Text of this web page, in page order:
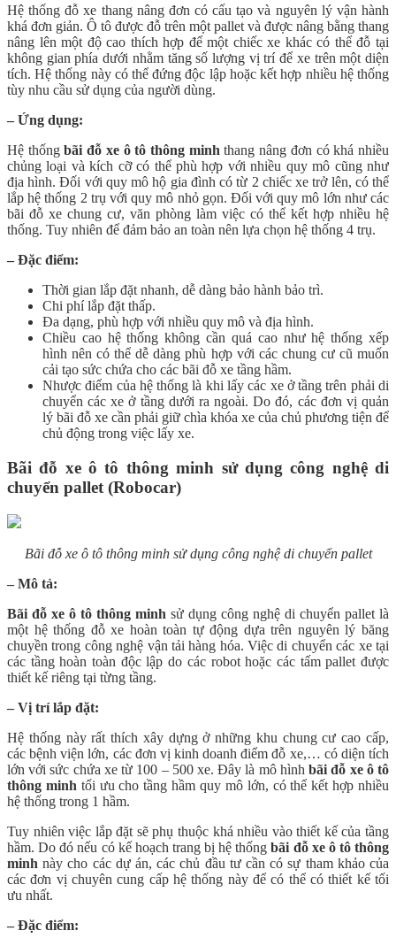
Hệ thống đỗ xe thang nâng đơn có cấu tạo và nguyên lý vận hành
khá đơn giản. Ô tô được đỗ trên một pallet và được nâng bằng thang
nâng lên một độ cao thích hợp để một chiếc xe khác có thể đỗ tại
không gian phía dưới nhằm tăng số lượng vị trí để xe trên một diện
tích. Hệ thống này có thể đứng độc lập hoặc kết hợp nhiều hệ thống
tùy nhu cầu sử dụng của người dùng.
– Ứng dụng:
Hệ thốngbãi đỗ xe ô tô thông minhthang nâng đơn có khá nhiều
chủng loại và kích cỡ có thể phù hợp với nhiều quy mô cũng như
địa hình. Đối với quy mô hộ gia đình có từ 2 chiếc xe trở lên, có thể
lắp hệ thống 2 trụ với quy mô nhỏ gọn. Đối với quy mô lớn như các
bãi đỗ xe chung cư, văn phòng làm việc có thể kết hợp nhiều hệ
thống. Tuy nhiên để đảm bảo an toàn nên lựa chọn hệ thống 4 trụ.
– Đặc điểm:
Thời gian lắp đặt nhanh, dễ dàng bảo hành bảo trì.
Chi phí lắp đặt thấp.
Đa dạng, phù hợp với nhiều quy mô và địa hình.
Chiều cao hệ thống không cần quá cao như hệ thống xếp
hình nên có thể dễ dàng phù hợp với các chung cư cũ muốn
cải tạo sức chứa cho các bãi đỗ xe tầng hầm.
Nhược điểm của hệ thống là khi lấy các xe ở tầng trên phải di
chuyển các xe ở tầng dưới ra ngoài. Do đó, các đơn vị quản
lý bãi đỗ xe cần phải giữ chìa khóa xe của chủ phương tiện để
chủ động trong việc lấy xe.
Bãi đỗ xe ô tô thông minh sử dụng công nghệ di
chuyển pallet (Robocar)
Bãi đỗ xe ô tô thông minh sử dụng công nghệ di chuyển pallet
– Mô tả:
Bãi đỗ xe ô tô thông minh sử dụng công nghệ di chuyển pallet là
một hệ thống đỗ xe hoàn toàn tự động dựa trên nguyên lý băng
chuyền trong công nghệ vận tải hàng hóa. Việc di chuyển các xe tại
các tầng hoàn toàn độc lập do các robot hoặc các tấm pallet được
thiết kế riêng tại từng tầng.
– Vị trí lắp đặt:
Hệ thống này rất thích xây dựng ở những khu chung cư cao cấp,
các bệnh viện lớn, các đơn vị kinh doanh điểm đỗ xe,… có diện tích
lớn với sức chứa xe từ 100 – 500 xe. Đây là mô hình bãi đỗ xe ô tô
thông minh tối ưu cho tầng hầm quy mô lớn, có thể kết hợp nhiều
hệ thống trong 1 hầm.
Tuy nhiên việc lắp đặt sẽ phụ thuộc khá nhiều vào thiết kế của tầng
hầm. Do đó nếu có kế hoạch trang bị hệ thốngbãi đỗ xe ô tô thông
minhnày cho các dự án, các chủ đầu tư cần có sự tham khảo của
các đơn vị chuyên cung cấp hệ thống này để có thể có thiết kế tối
ưu nhất.
– Đặc điểm: